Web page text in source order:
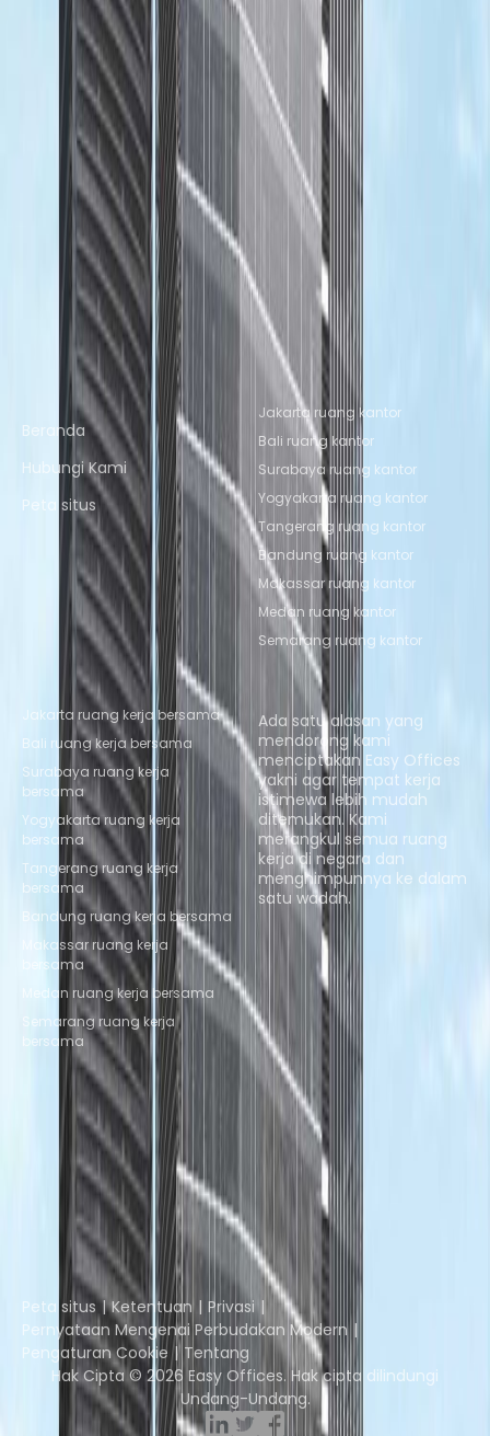
Kantor Tangerang
Ruang Kantor
Bandung Ruang Kantor Semarang
Ruang
Kantor Yogyakarta
Ruang Kerja Bersama Terdekat
Ruang Kerja Bersama Jakarta
Ruang Kerja
Bersama BekasiRuang Kerja Bersama North
JakartaRuang Kerja Bersama Serpong
Kerja Bersama BekasiRuang Kerja Bersama
TangerangRuang Kerja Bersama
BandungRuang Kerja Bersama
SemarangRuang Kerja Bersama Yogyakarta
Tautan cepat
Beranda
Hubungi Kami
Peta situs
Lokasi Kantor Populer
Jakarta ruang kantor
Bali ruang kantor
Surabaya ruang kantor
Yogyakarta ruang kantor
Tangerang ruang kantor
Bandung ruang kantor
Makassar ruang kantor
Medan ruang kantor
Semarang ruang kantor
Lokasi Coworking Populer
Jakarta ruang kerja bersama
Bali ruang kerja bersama
Surabaya ruang kerja
bersama
Yogyakarta ruang kerja
bersama
Tangerang ruang kerja
bersama
Bandung ruang kerja bersama
Makassar ruang kerja
bersama
Medan ruang kerja bersama
Semarang ruang kerja
bersama
Tentang kami
Ada satu alasan yang
mendorong kami
menciptakan Easy Offices
yakni agar tempat kerja
istimewa lebih mudah
ditemukan. Kami
merangkul semua ruang
kerja di negara dan
menghimpunnya ke dalam
satu wadah.
Telusuri ruang
Instant Offices Coworker
The Instant Group Coworking Insights
Coworkintel Davinci Meeting Rooms
Davinci Virtual Incendium
Bagian dari
Instant Group
Peta situs Ketentuan
Privasi
Pernyataan Mengenai Perbudakan Modern
Pengaturan Cookie
Tentang
Hak Cipta © 2026 Easy Offices. Hak cipta dilindungi
Undang-Undang.